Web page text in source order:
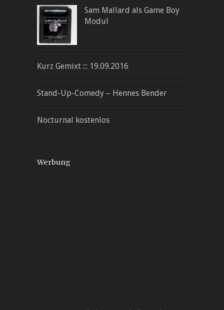
Sam Mallard als Game Boy
Modul
Kurz Gemixt ::: 19.09.2016
Stand-Up-Comedy – Hennes Bender
Nocturnal kostenlos
Werbung